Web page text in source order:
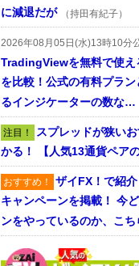
に減退だが
（持田有紀子）
2026年08月05日(水)13時10分
TradingViewを無料で使え
を比較！公式の有料プラ
るインジケーターの数な…
注目！ スプレッドが狭い
かる！ 【人気13通貨ペア
おすすめ！ ザイFX！で紹
キャンペーンを掲載！ 今
ンをやっているのか、こち